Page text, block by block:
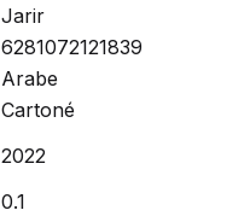
Jarir
6281072121839
Arabe
Cartoné
2022
0.1